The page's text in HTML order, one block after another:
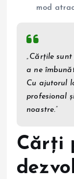
mod
„Cărțile
a ne
Cu ajutorul
profesional
noastre.”
Cărți